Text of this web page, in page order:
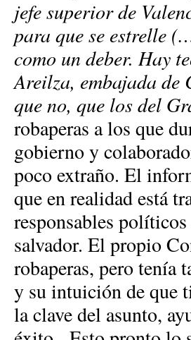
jefe superior de
para que se estrelle
como un deber. Hay
Areilza, embajada
que no, que los del
robaperas a los que
gobierno y
poco extraño. El
que en realidad está
responsables
salvador. El propio
robaperas, pero tenía
y su intuición de que
la clave del asunto,